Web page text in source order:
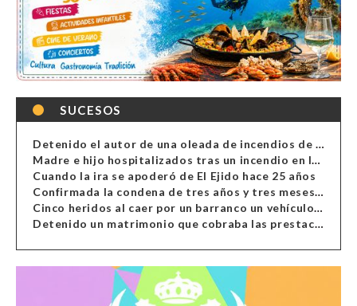
SUCESOS
Detenido el autor de una oleada de incendios de contenedores en Almería
Madre e hijo hospitalizados tras un incendio en la cocina de una vivienda en Almería
Cuando la ira se apoderó de El Ejido hace 25 años
Confirmada la condena de tres años y tres meses al hombre de Antas acusado de xenofobia
Cinco heridos al caer por un barranco un vehículo en Alcolea
Detenido un matrimonio que cobraba las prestaciones de ilegales en Almería, Granada, Málaga, Huelva y Murcia